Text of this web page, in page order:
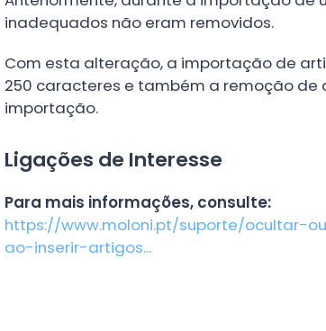
inadequados não eram removidos.
Com esta alteração, a importação de
250 caracteres e também a remoção
importação.
Ligações de Interesse
Para mais informações, consulte:
https://www.moloni.pt/suporte/
ao-inserir-artigos...